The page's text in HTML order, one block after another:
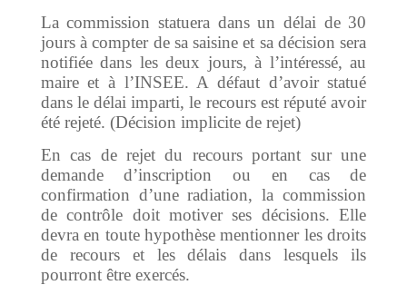
La commission statuera dans un délai de 30
jours à compter de sa saisine et sa décision sera
notifiée dans les deux jours, à l’intéressé, au
maire et à l’INSEE. A défaut d’avoir statué
dans le délai imparti, le recours est réputé avoir
été rejeté. (Décision implicite de rejet)
En cas de rejet du recours portant sur une
demande d’inscription ou en cas de
confirmation d’une radiation, la commission
de contrôle doit motiver ses décisions. Elle
devra en toute hypothèse mentionner les droits
de recours et les délais dans lesquels ils
pourront être exercés.